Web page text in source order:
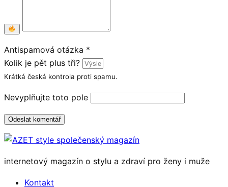
Antispamová otázka *
Kolik je pět plus tři?
Krátká česká kontrola proti spamu.
Nevyplňujte toto pole
Odeslat komentář
internetový magazín o stylu a zdraví pro ženy i muže
Kontakt